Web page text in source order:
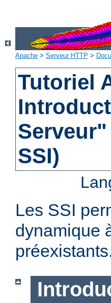
Apache > Serveur HTTP >
Tutoriel
SSI)
Les SSI
dynamique